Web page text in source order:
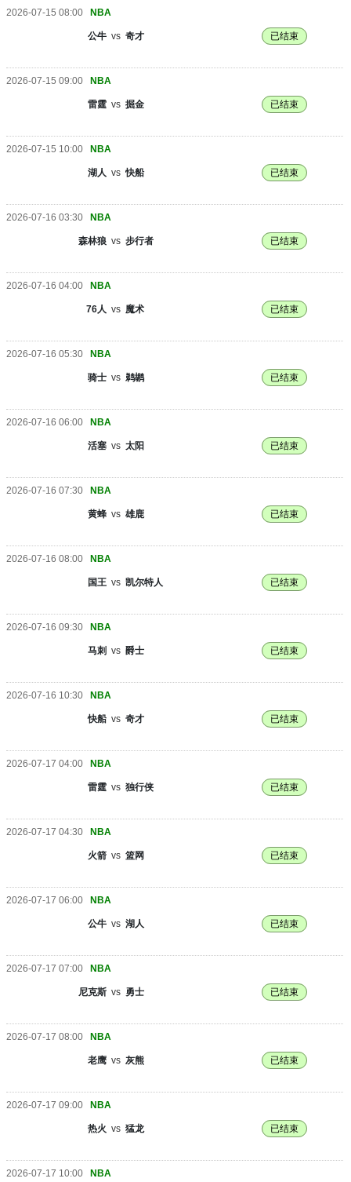
2026-07-15 08:00 NBA
公牛 vs 奇才 已结束
2026-07-15 09:00 NBA
雷霆 vs 掘金 已结束
2026-07-15 10:00 NBA
湖人 vs 快船 已结束
2026-07-16 03:30 NBA
森林狼 vs 步行者 已结束
2026-07-16 04:00 NBA
76人 vs 魔术 已结束
2026-07-16 05:30 NBA
骑士 vs 鹈鹕 已结束
2026-07-16 06:00 NBA
活塞 vs 太阳 已结束
2026-07-16 07:30 NBA
黄蜂 vs 雄鹿 已结束
2026-07-16 08:00 NBA
国王 vs 凯尔特人 已结束
2026-07-16 09:30 NBA
马刺 vs 爵士 已结束
2026-07-16 10:30 NBA
快船 vs 奇才 已结束
2026-07-17 04:00 NBA
雷霆 vs 独行侠 已结束
2026-07-17 04:30 NBA
火箭 vs 篮网 已结束
2026-07-17 06:00 NBA
公牛 vs 湖人 已结束
2026-07-17 07:00 NBA
尼克斯 vs 勇士 已结束
2026-07-17 08:00 NBA
老鹰 vs 灰熊 已结束
2026-07-17 09:00 NBA
热火 vs 猛龙 已结束
2026-07-17 10:00 NBA